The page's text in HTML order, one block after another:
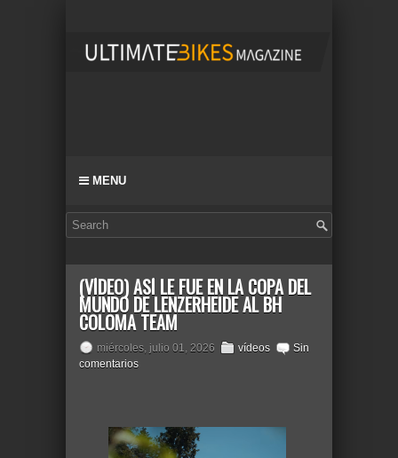
MENU
(VÍDEO) ASÍ LE FUE EN LA COPA DEL
MUNDO DE LENZERHEIDE AL BH
COLOMA TEAM
miércoles, julio 01, 2026 vídeos
Sin
comentarios